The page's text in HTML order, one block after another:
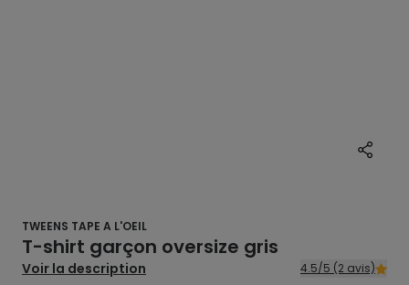
TWEENS TAPE A L'OEIL
T-shirt garçon oversize gris
Voir la description 4.5/5 (2 avis)